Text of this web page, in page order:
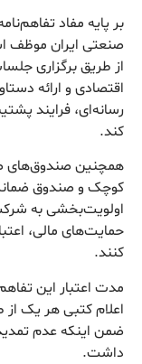
بر پایه مفاد
صنعتی ایران موظف
از طریق برگزاری
اقتصادی و ارائه
رسانه‌ای، فرایند
کند.
همچنین صندوق‌های
کوچک و صندوق
اولویت‌بخشی به
حمایت‌های مالی،
کنند.
مدت اعتبار این
اعلام کتبی هر یک
ضمن اینکه عدم
داشت.